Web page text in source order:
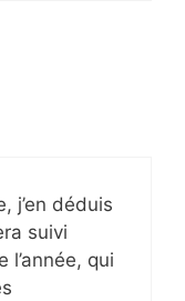
j’en déduis
suivi
l’année, qui